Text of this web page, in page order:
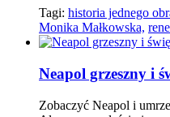
Tagi: historia jednego
Monika Małkowska,
Neapol grzeszny i
Zobaczyć Neapol i